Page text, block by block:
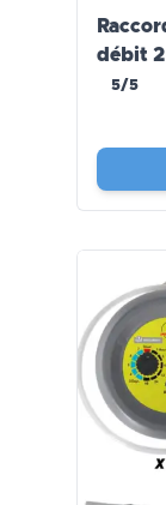
débit
5/5